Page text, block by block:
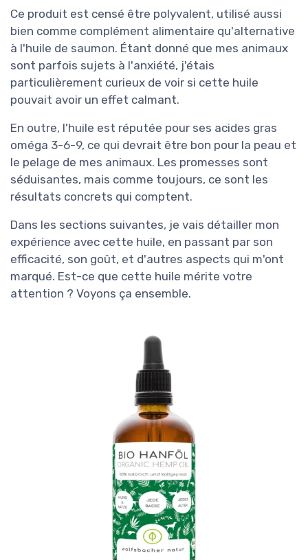
Ce produit est censé être polyvalent, utilisé aussi
bien comme complément alimentaire qu'alternative
à l'huile de saumon. Étant donné que mes animaux
sont parfois sujets à l'anxiété, j'étais
particulièrement curieux de voir si cette huile
pouvait avoir un effet calmant.
En outre, l'huile est réputée pour ses acides gras
oméga 3-6-9, ce qui devrait être bon pour la peau et
le pelage de mes animaux. Les promesses sont
séduisantes, mais comme toujours, ce sont les
résultats concrets qui comptent.
Dans les sections suivantes, je vais détailler mon
expérience avec cette huile, en passant par son
efficacité, son goût, et d'autres aspects qui m'ont
marqué. Est-ce que cette huile mérite votre
attention ? Voyons ça ensemble.